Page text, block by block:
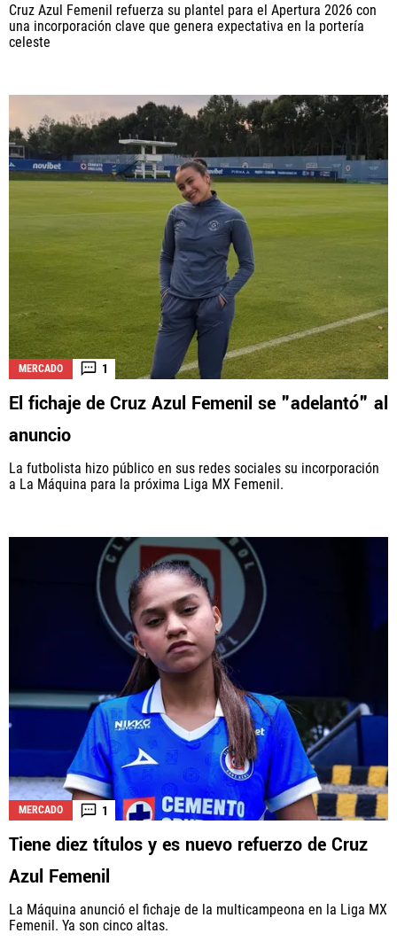
Cruz Azul Femenil refuerza su plantel para el Apertura 2026 con
una incorporación clave que genera expectativa en la portería
celeste
MERCADO 1
El fichaje de Cruz Azul Femenil se "adelantó" al
anuncio
La futbolista hizo público en sus redes sociales su incorporación
a La Máquina para la próxima Liga MX Femenil.
MERCADO 1
Tiene diez títulos y es nuevo refuerzo de Cruz
Azul Femenil
La Máquina anunció el fichaje de la multicampeona en la Liga MX
Femenil. Ya son cinco altas.